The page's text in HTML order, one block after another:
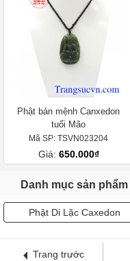
Phật bản mệnh Canxedon
tuổi Mão
Mã SP: TSVN023204
Giá: 650.000₫
Danh mục sản phẩm
Phật Di Lặc Caxedon
Trang trước